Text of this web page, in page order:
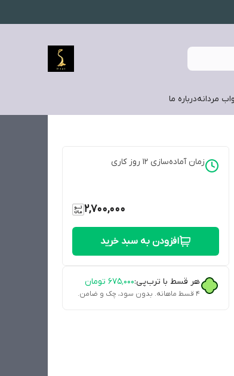
مردانهدرباره ما
زمان آماده‌سازی 12 روز کاری
2,700,000
افزودن به سبد خرید
هر قسط با ترب‌پی:۶۷۵٬۰۰۰ تومان
۴ قسط ماهانه. بدون سود، چک و ضامن.